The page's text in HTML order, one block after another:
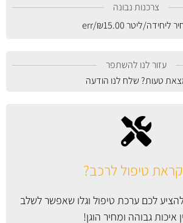
טיפול לרכב?
לכם ערכת טיפול וגלו שאפשר לשלב
איכות גבוהה ומחיר הוגן!
צרכנות נבונה
ליחידה/ליטר
₪15.00
/err
עזור לנו להשתפר
טעות? שלח לנו הודעה